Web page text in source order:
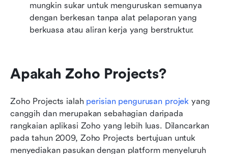
mungkin sukar untuk menguruskan semuanya
dengan berkesan tanpa alat pelaporan yang
berkuasa atau aliran kerja yang berstruktur.
Apakah Zoho Projects?
Zoho Projects ialah perisian pengurusan projek yang
canggih dan merupakan sebahagian daripada
rangkaian aplikasi Zoho yang lebih luas. Dilancarkan
pada tahun 2009, Zoho Projects bertujuan untuk
menyediakan pasukan dengan platform menyeluruh